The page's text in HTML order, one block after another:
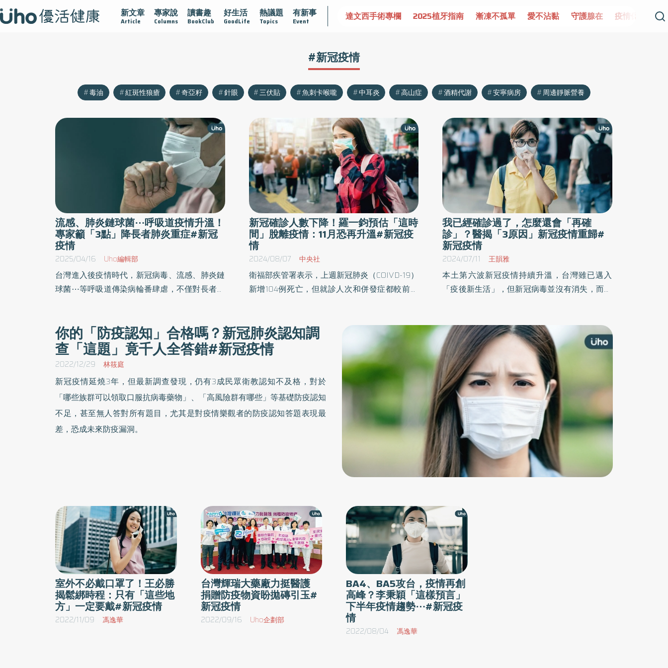
新文章
Article
專家說
Columns
讀書趣
BookClub
好生活
GoodLife
熱議題
Topics
有新事
Event
黏 守護腺在 疫情保衛戰 再生醫學 愛的未來視 認識攝護腺肥大 守護骨骼健康 達文西手術專欄 2025植牙指南 漸凍不孤單 愛不沾黏 守護腺在 疫情保衛戰
#新冠疫情
毒油 紅斑性狼瘡 奇亞籽 針眼 三伏貼 魚刺卡喉嚨 中耳炎 高山症 酒精代謝 安寧病房 周邊靜脈營養
流感、肺炎鏈球菌⋯呼吸道疫情升溫！
專家籲「3點」降長者肺炎重症#新冠
疫情
2025/04/16 Uho編輯部
台灣進入後疫情時代，新冠病毒、流感、肺炎鏈
球菌⋯等呼吸道傳染病輪番肆虐，不僅對長者健
召開記者會，呼籲應建立完善分級醫療，強化基
層診所篩檢與輕症照護能力，降低長輩肺炎重症
風險。
新冠確診人數下降！羅一鈞預估「這時
間」脫離疫情：11月恐再升溫#新冠疫
情
2024/08/07 中央社
衛福部疾管署表示，上週新冠肺炎（COIVD-19）
新增104例死亡，但就診人次和併發症都較前週
束，到11月底後才會再升，加上2024年COVID-
19疫苗提前至10月開打，盼可延遲秋冬疫情。
我已經確診過了，怎麼還會「再確
診」？醫揭「3原因」新冠疫情重歸#
新冠疫情
2024/07/11 王韻雅
本土第六波新冠疫情持續升溫，台灣雖已邁入
「疫後新生活」，但新冠病毒並沒有消失，而是
抗力。醫師呼籲，新病毒傳染力變強，曾經確診
過的人也是沒有抵抗力的，還是要落實戴口罩、
勤洗手的習慣。
你的「防疫認知」合格嗎？新冠肺炎認知調
查「這題」竟千人全答錯#新冠疫情
2022/12/29 林筱庭
新冠疫情延燒3年，但最新調查發現，仍有3成民眾衛教認知不及格，對於
「哪些族群可以領取口服抗病毒藥物」、「高風險群有哪些」等基礎防疫認知
不足，甚至無人答對所有題目，尤其是對疫情樂觀者的防疫認知答題表現最
差，恐成未來防疫漏洞。
室外不必戴口罩了！王必勝
揭鬆綁時程：只有「這些地
方」一定要戴#新冠疫情
2022/11/09 馮逸華
台灣輝瑞大藥廠力挺醫護
捐贈防疫物資盼拋磚引玉#
新冠疫情
2022/09/16 Uho企劃部
BA4、BA5攻台，疫情再創
高峰？李秉穎「這樣預言」
下半年疫情趨勢⋯#新冠疫
情
2022/08/04 馮逸華